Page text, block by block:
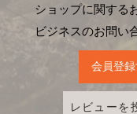
ショップに関する
ビジネスのお問い
会員登録
レビューを